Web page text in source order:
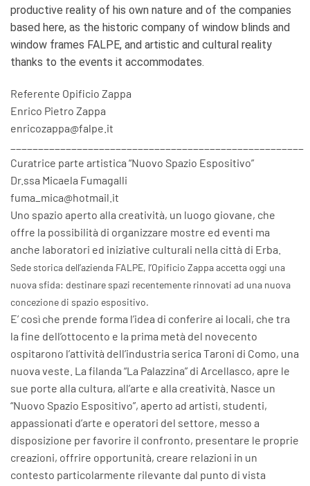
productive reality of his own nature and of the companies
based here, as the historic company of window blinds and
window frames FALPE, and artistic and cultural reality
thanks to the events it accommodates.
Referente Opificio Zappa
Enrico Pietro Zappa
enricozappa@falpe.it
Curatrice parte artistica “Nuovo Spazio Espositivo”
Dr.ssa Micaela Fumagalli
fuma_mica@hotmail.it
Uno spazio aperto alla creatività, un luogo giovane, che
offre la possibilità di organizzare mostre ed eventi ma
anche laboratori ed iniziative culturali nella città di Erba.
Sede storica dell’azienda FALPE, l’Opificio Zappa accetta oggi una
nuova sfida: destinare spazi recentemente rinnovati ad una nuova
concezione di spazio espositivo.
E’ così che prende forma l’idea di conferire ai locali, che tra
la fine dell’ottocento e la prima metà del novecento
ospitarono l’attività dell’industria serica Taroni di Como, una
nuova veste. La filanda “La Palazzina” di Arcellasco, apre le
sue porte alla cultura, all’arte e alla creatività. Nasce un
“Nuovo Spazio Espositivo”, aperto ad artisti, studenti,
appassionati d’arte e operatori del settore, messo a
disposizione per favorire il confronto, presentare le proprie
creazioni, offrire opportunità, creare relazioni in un
contesto particolarmente rilevante dal punto di vista